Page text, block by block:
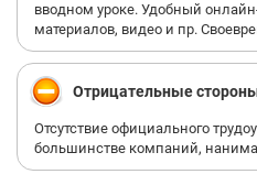
вводном уроке. Удобный
материалов, видео и пр.
Отрицательные
Отсутствие официального
большинстве компаний,